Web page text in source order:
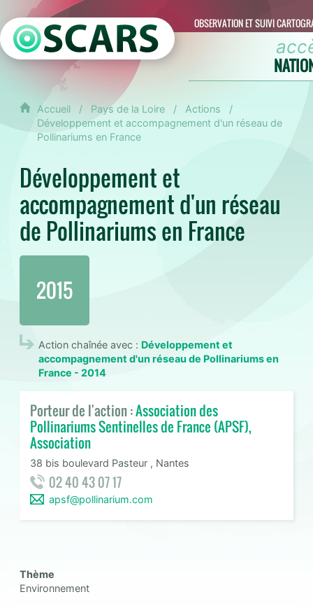
OBSERVATION ET SUIVI
Accueil Pays de la Loire
Actions
Développement et accompagnement d'un réseau de
Pollinariums en France
Développement et
accompagnement d'un réseau
de Pollinariums en France
2015
Action chaînée avec : Développement et
accompagnement d'un réseau de Pollinariums en
France - 2014
Porteur de l'action :Association des
Pollinariums Sentinelles de France (APSF),
Association
38 bis boulevard Pasteur , Nantes
02 40 43 07 17
apsf@pollinarium.com
Thème
Environnement